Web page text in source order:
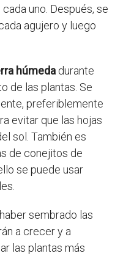
uno. Después, se
agujero y luego
húmeda durante
de las plantas. Se
preferiblemente
evitar que las hojas
sol. También es
de conejitos de
se puede usar
sembrado las
a crecer y a
las plantas más